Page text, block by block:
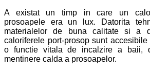
A existat un timp in care un
prosoapele era un lux. Datorita
materialelor de buna calitate si a
caloriferele port-prosop sunt
o functie vitala de incalzire a baii,
mentinere calda a prosoapelor.